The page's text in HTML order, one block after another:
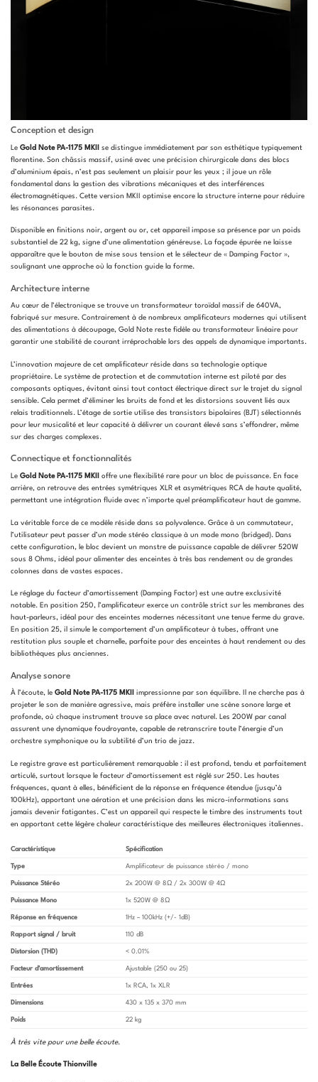
Conception et design
Le Gold Note PA-1175 MKII
se distingue immédiatement par son esthétique typiquement
florentine. Son châssis massif, usiné avec une précision chirurgicale dans des blocs
d’aluminium épais, n’est pas seulement un plaisir pour les yeux ; il joue un rôle
fondamental dans la gestion des vibrations mécaniques et des interférences
électromagnétiques. Cette version MKII optimise encore la structure interne pour réduire
les résonances parasites.
Disponible en finitions noir, argent ou or, cet appareil impose sa présence par un poids
substantiel de 22 kg, signe d’une alimentation généreuse. La façade épurée ne laisse
apparaître que le bouton de mise sous tension et le sélecteur de « Damping Factor »,
soulignant une approche où la fonction guide la forme.
Architecture interne
Au cœur de l’électronique se trouve un transformateur toroïdal massif de 640VA,
fabriqué sur mesure. Contrairement à de nombreux amplificateurs modernes qui utilisent
des alimentations à découpage, Gold Note reste fidèle au transformateur linéaire pour
garantir une stabilité de courant irréprochable lors des appels de dynamique importants.
L’innovation majeure de cet amplificateur réside dans sa technologie optique
propriétaire. Le système de protection et de commutation interne est piloté par des
composants optiques, évitant ainsi tout contact électrique direct sur le trajet du signal
sensible. Cela permet d’éliminer les bruits de fond et les distorsions souvent liés aux
relais traditionnels. L’étage de sortie utilise des transistors bipolaires (BJT) sélectionnés
pour leur musicalité et leur capacité à délivrer un courant élevé sans s’effondrer, même
sur des charges complexes.
Connectique et fonctionnalités
Le Gold Note PA-1175 MKII
offre une flexibilité rare pour un bloc de puissance. En face
arrière, on retrouve des entrées symétriques XLR et asymétriques RCA de haute qualité,
permettant une intégration fluide avec n’importe quel préamplificateur haut de gamme.
La véritable force de ce modèle réside dans sa polyvalence. Grâce à un commutateur,
l’utilisateur peut passer d’un mode stéréo classique à un mode mono (bridged). Dans
cette configuration, le bloc devient un monstre de puissance capable de délivrer 520W
sous 8 Ohms, idéal pour alimenter des enceintes à très bas rendement ou de grandes
colonnes dans de vastes espaces.
Le réglage du facteur d’amortissement (Damping Factor) est une autre exclusivité
notable. En position 250, l’amplificateur exerce un contrôle strict sur les membranes des
haut-parleurs, idéal pour des enceintes modernes nécessitant une tenue ferme du grave.
En position 25, il simule le comportement d’un amplificateur à tubes, offrant une
restitution plus souple et charnelle, parfaite pour des enceintes à haut rendement ou des
bibliothèques plus anciennes.
Analyse sonore
À l’écoute, le Gold Note PA-1175 MKII
impressionne par son équilibre. Il ne cherche pas à
projeter le son de manière agressive, mais préfère installer une scène sonore large et
profonde, où chaque instrument trouve sa place avec naturel. Les 200W par canal
assurent une dynamique foudroyante, capable de retranscrire toute l’énergie d’un
orchestre symphonique ou la subtilité d’un trio de jazz.
Le registre grave est particulièrement remarquable : il est profond, tendu et parfaitement
articulé, surtout lorsque le facteur d’amortissement est réglé sur 250. Les hautes
fréquences, quant à elles, bénéficient de la réponse en fréquence étendue (jusqu’à
100kHz), apportant une aération et une précision dans les micro-informations sans
jamais devenir fatigantes. C’est un appareil qui respecte le timbre des instruments tout
en apportant cette légère chaleur caractéristique des meilleures électroniques italiennes.
Caractéristique Spécification
Type Amplificateur de puissance stéréo / mono
Puissance Stéréo 2x 200W @ 8Ω / 2x 300W @ 4Ω
Puissance Mono 1x 520W @ 8Ω
Réponse en fréquence 1Hz – 100kHz (+/- 1dB)
Rapport signal / bruit 110 dB
Distorsion (THD) < 0.01%
Facteur d’amortissement Ajustable (250 ou 25)
Entrées 1x RCA, 1x XLR
Dimensions 430 x 135 x 370 mm
Poids 22 kg
À très vite pour une belle écoute.
La Belle Écoute Thionville